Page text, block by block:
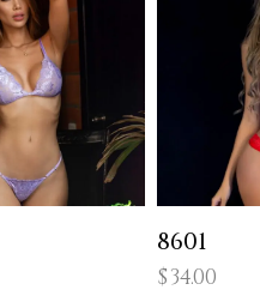
8601
$34.00